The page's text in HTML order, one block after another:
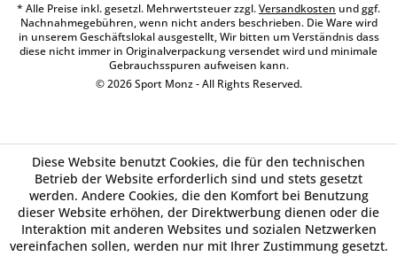
* Alle Preise inkl. gesetzl. Mehrwertsteuer zzgl.Versandkosten und ggf.
Nachnahmegebühren, wenn nicht anders beschrieben. Die Ware wird
in unserem Geschäftslokal ausgestellt, Wir bitten um Verständnis dass
diese nicht immer in Originalverpackung versendet wird und minimale
Gebrauchsspuren aufweisen kann.
© 2026 Sport Monz - All Rights Reserved.
Diese Website benutzt Cookies, die für den technischen
Betrieb der Website erforderlich sind und stets gesetzt
werden. Andere Cookies, die den Komfort bei Benutzung
dieser Website erhöhen, der Direktwerbung dienen oder die
Interaktion mit anderen Websites und sozialen Netzwerken
vereinfachen sollen, werden nur mit Ihrer Zustimmung gesetzt.